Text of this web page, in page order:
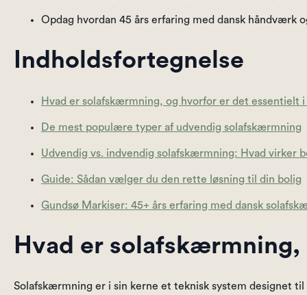
Opdag hvordan 45 års erfaring med dansk håndværk
Indholdsfortegnelse
Hvad er solafskærmning, og hvorfor er det essentielt
De mest populære typer af udvendig solafskærmning
Udvendig vs. indvendig solafskærmning: Hvad virker
Guide: Sådan vælger du den rette løsning til din bolig
Gundsø Markiser: 45+ års erfaring med dansk
Hvad er
Solafskærmning er i sin kerne et teknisk system designet